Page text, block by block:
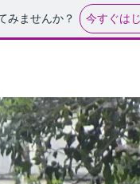
みませんか？ 今すぐは